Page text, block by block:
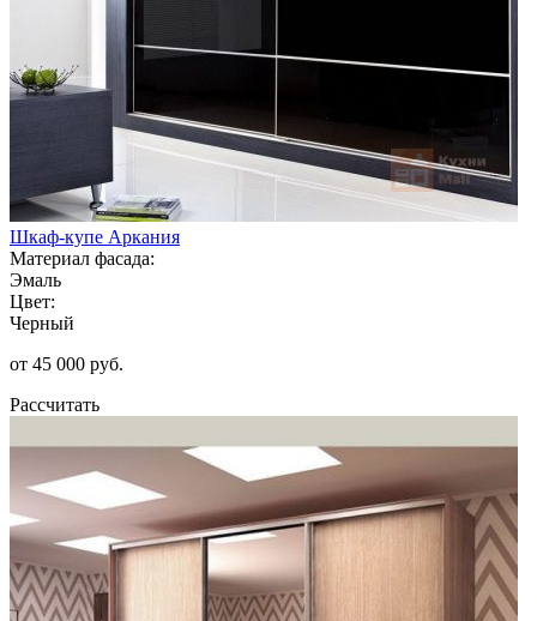
Шкаф-купе Аркания
Материал фасада:
Эмаль
Цвет:
Черный
от 45 000 руб.
Рассчитать